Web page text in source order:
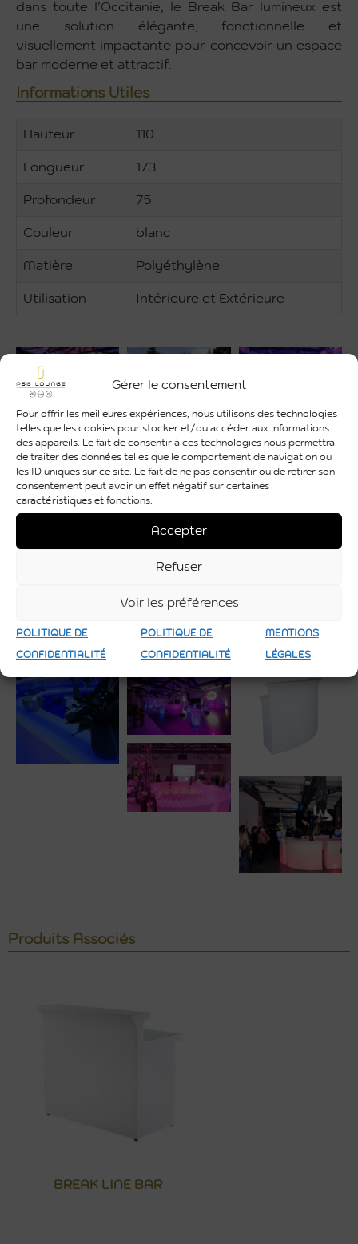
Gérer le consentement
Pour offrir les meilleures expériences, nous utilisons des technologies
telles que les cookies pour stocker et/ou accéder aux informations
des appareils. Le fait de consentir à ces technologies nous permettra
de traiter des données telles que le comportement de navigation ou
les ID uniques sur ce site. Le fait de ne pas consentir ou de retirer son
consentement peut avoir un effet négatif sur certaines
caractéristiques et fonctions.
Accepter
Refuser
Voir les préférences
POLITIQUE DE
CONFIDENTIALITÉ
POLITIQUE DE
CONFIDENTIALITÉ
MENTIONS
LÉGALES
dans toute l’Occitanie, le Break Bar lumineux est
une solution élégante, fonctionnelle et
visuellement impactante pour concevoir un espace
bar moderne et attractif.
Informations Utiles
Hauteur 110
Longueur 173
Profondeur 75
Couleur blanc
Matière Polyéthylène
Utilisation Intérieure et Extérieure
Produits Associés
BREAK LINE BAR